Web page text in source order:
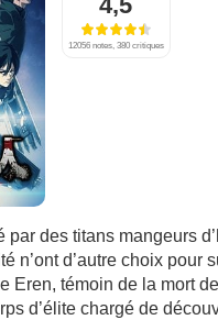
12056 notes, 380 critiques
par des titans mangeurs
n’ont d’autre choix
Eren, témoin de la mort
d’élite chargé de